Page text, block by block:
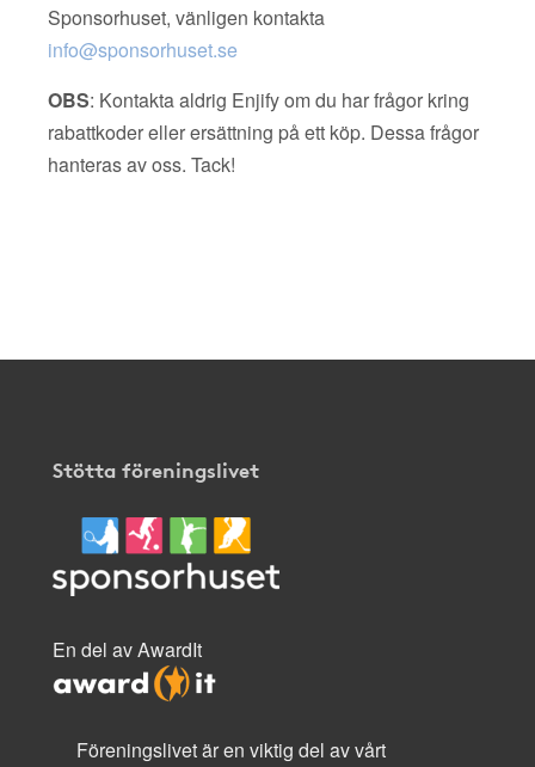
Sponsorhuset, vänligen kontakta
info@sponsorhuset.se
OBS: Kontakta aldrig Enjify om du har frågor kring
rabattkoder eller ersättning på ett köp. Dessa frågor
hanteras av oss. Tack!
Stötta föreningslivet
En del av AwardIt
Föreningslivet är en viktig del av vårt